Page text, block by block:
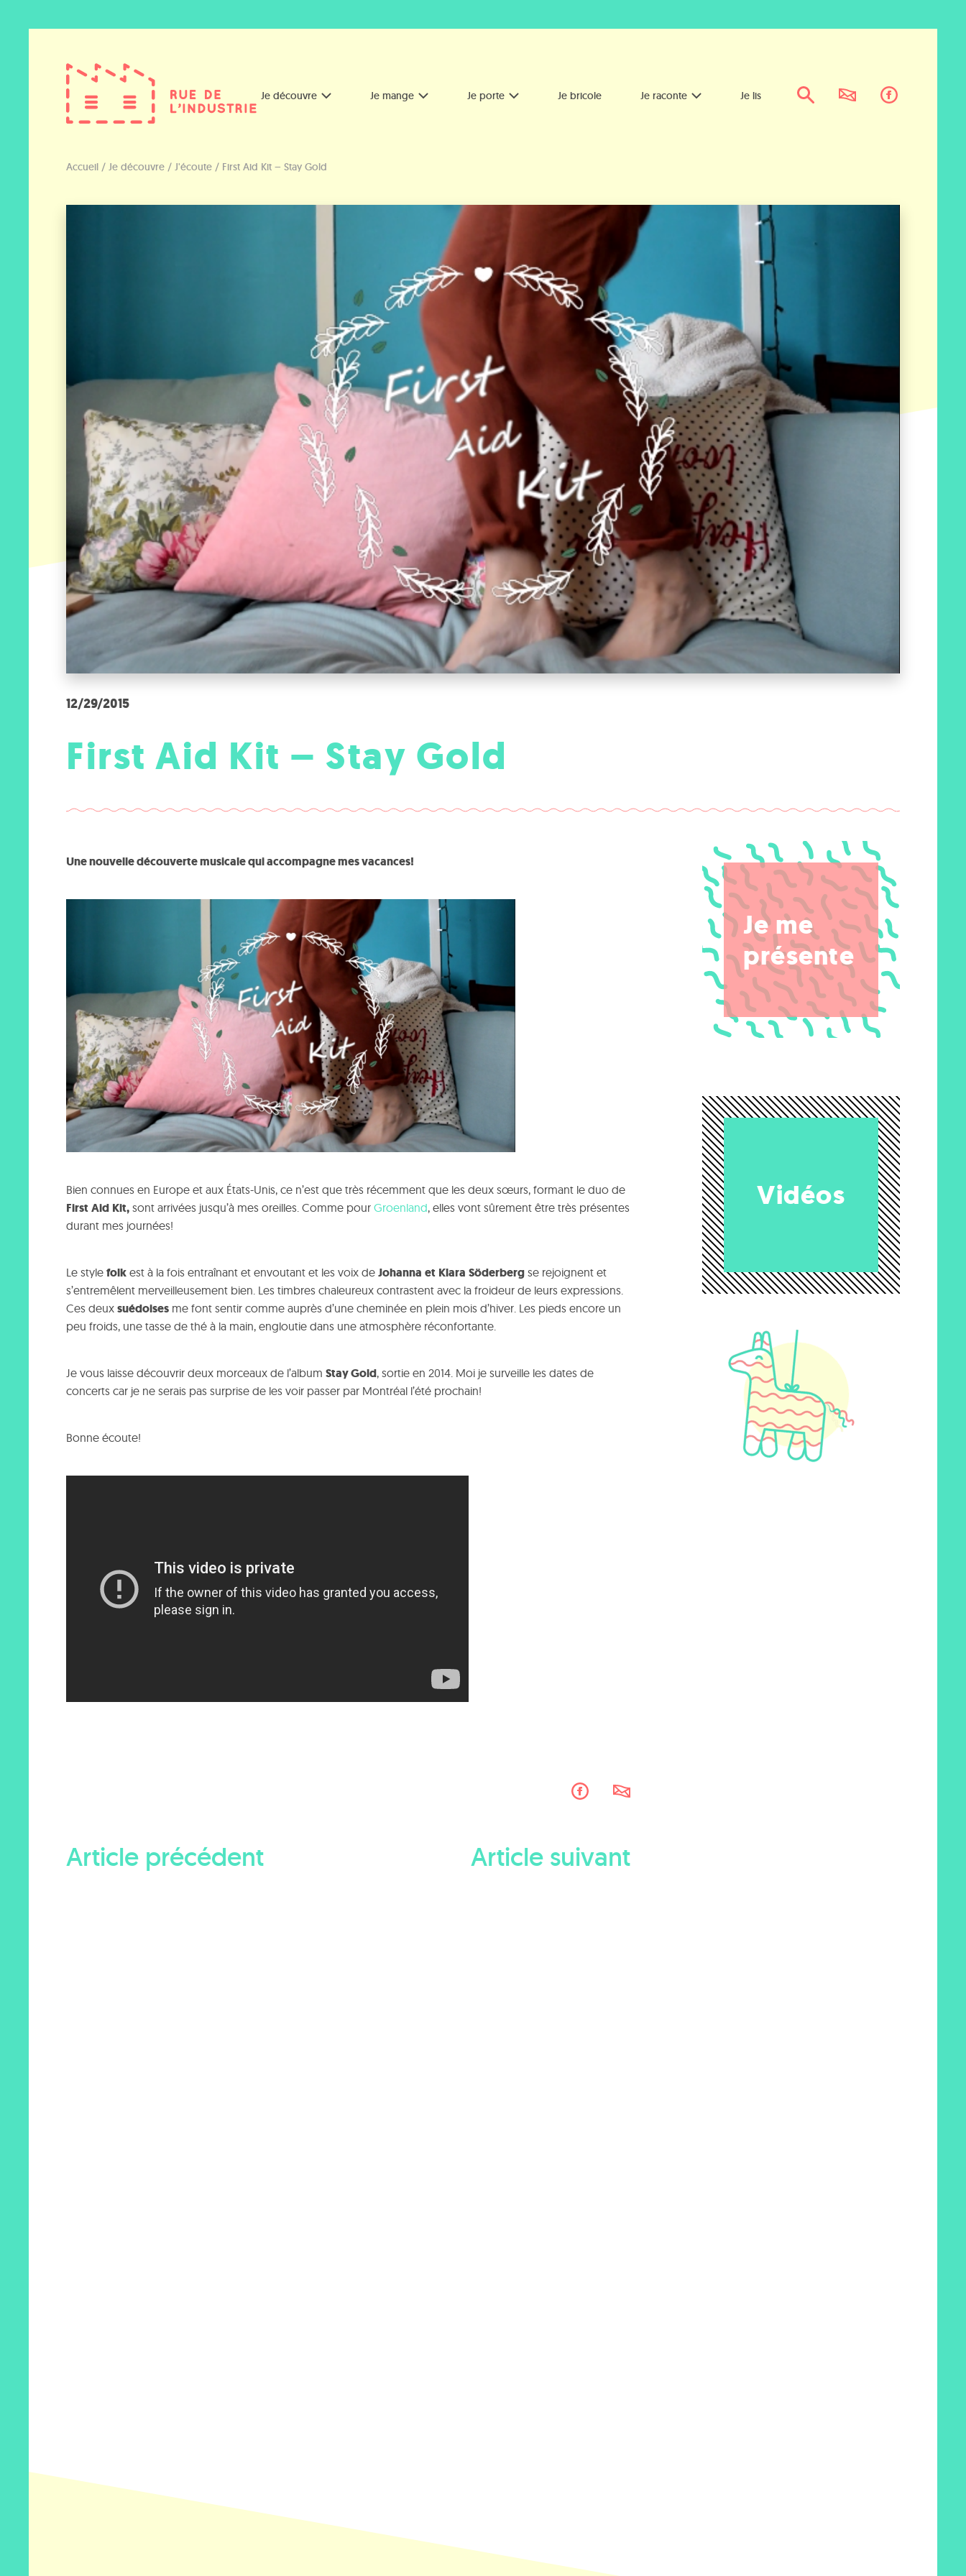
Je découvre Je mange Je porte Je bricole Je raconte Je lis
Accueil / Je découvre / J'écoute / First Aid Kit – Stay Gold
12/29/2015
First Aid Kit – Stay Gold
Une nouvelle découverte musicale qui accompagne mes vacances!
Bien connues en Europe et aux États-Unis, ce n’est que très récemment que les deux sœurs, formant le duo de
FirstAid Kit, sont arrivées jusqu’à mes oreilles. Comme pour Groenland, elles vont sûrement être très présentes
durant mes journées!
Le style folk est à la fois entraînant et envoutant et les voix de Johanna et Klara Söderberg se rejoignent et
s’entremêlent merveilleusement bien. Les timbres chaleureux contrastent avec la froideur de leurs expressions.
Ces deux suédoises me font sentir comme auprès d’une cheminée en plein mois d’hiver. Les pieds encore un
peu froids, une tasse de thé à la main, engloutie dans une atmosphère réconfortante.
Je vous laisse découvrir deux morceaux de l’album Stay Gold, sortie en 2014. Moi je surveille les dates de
concerts car je ne serais pas surprise de les voir passer par Montréal l’été prochain!
Bonne écoute!
Article précédent Article suivant
Je me
présente
Vidéos